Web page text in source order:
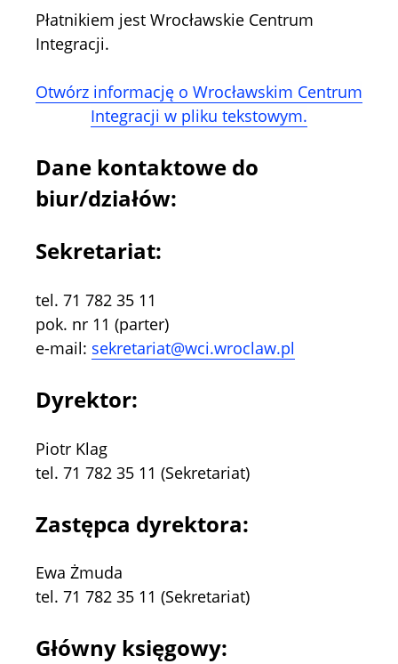
Płatnikiem jest Wrocławskie Centrum
Integracji.
Otwórz informację o Wrocławskim Centrum
Integracji w pliku tekstowym.
Dane kontaktowe do
biur/działów:
Sekretariat:
tel. 71 782 35 11
pok. nr 11 (parter)
e-mail: sekretariat@wci.wroclaw.pl
Dyrektor:
Piotr Klag
tel. 71 782 35 11 (Sekretariat)
Zastępca dyrektora:
Ewa Żmuda
tel. 71 782 35 11 (Sekretariat)
Główny księgowy: